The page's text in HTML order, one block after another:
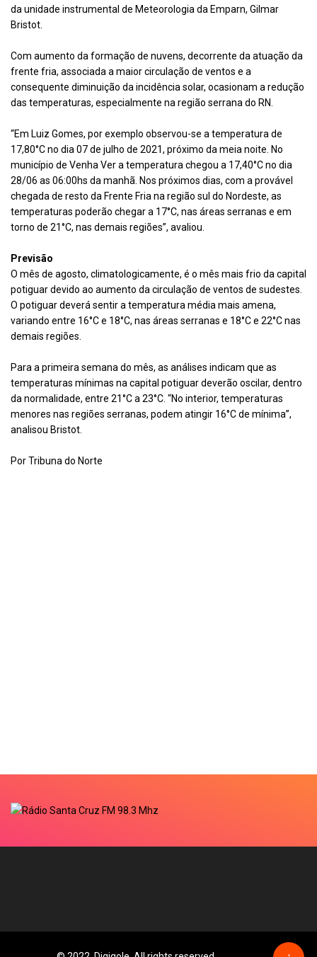
da unidade instrumental de Meteorologia da Emparn, Gilmar
Bristot.
Com aumento da formação de nuvens, decorrente da atuação da
frente fria, associada a maior circulação de ventos e a
consequente diminuição da incidência solar, ocasionam a redução
das temperaturas, especialmente na região serrana do RN.
“Em Luiz Gomes, por exemplo observou-se a temperatura de
17,80°C no dia 07 de julho de 2021, próximo da meia noite. No
município de Venha Ver a temperatura chegou a 17,40°C no dia
28/06 as 06:00hs da manhã. Nos próximos dias, com a provável
chegada de resto da Frente Fria na região sul do Nordeste, as
temperaturas poderão chegar a 17°C, nas áreas serranas e em
torno de 21°C, nas demais regiões”, avaliou.
Previsão
O mês de agosto, climatologicamente, é o mês mais frio da capital
potiguar devido ao aumento da circulação de ventos de sudestes.
O potiguar deverá sentir a temperatura média mais amena,
variando entre 16°C e 18°C, nas áreas serranas e 18°C e 22°C nas
demais regiões.
Para a primeira semana do mês, as análises indicam que as
temperaturas mínimas na capital potiguar deverão oscilar, dentro
da normalidade, entre 21°C a 23°C. “No interior, temperaturas
menores nas regiões serranas, podem atingir 16°C de mínima”,
analisou Bristot.
Por Tribuna do Norte